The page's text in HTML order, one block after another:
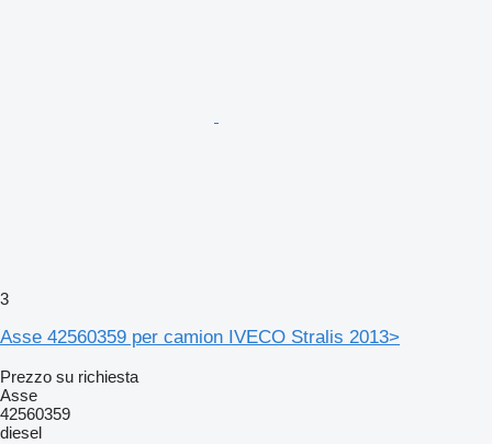
3
Asse 42560359 per camion IVECO Stralis 2013>
Prezzo su richiesta
Asse
42560359
diesel